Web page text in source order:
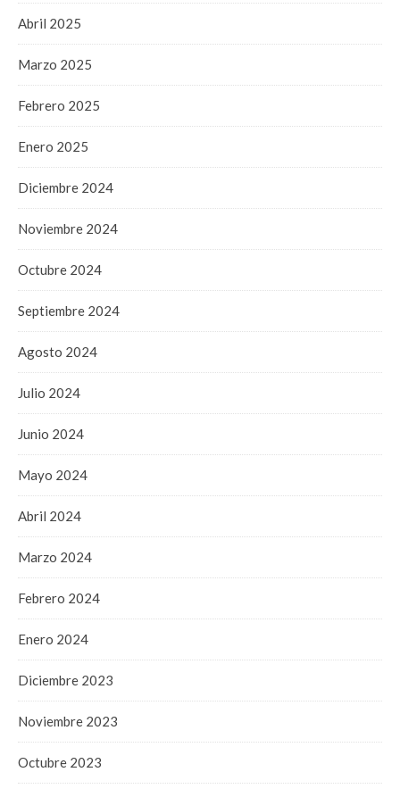
Abril 2025
Marzo 2025
Febrero 2025
Enero 2025
Diciembre 2024
Noviembre 2024
Octubre 2024
Septiembre 2024
Agosto 2024
Julio 2024
Junio 2024
Mayo 2024
Abril 2024
Marzo 2024
Febrero 2024
Enero 2024
Diciembre 2023
Noviembre 2023
Octubre 2023